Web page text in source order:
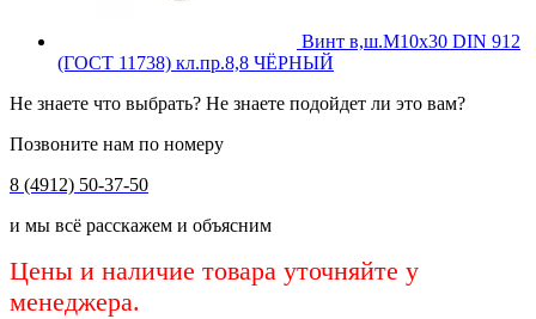
Винт в,ш.М10х30 DIN 912
(ГОСТ 11738) кл.пр.8,8 ЧЁРНЫЙ
Не знаете что выбрать? Не знаете подойдет ли это вам?
Позвоните нам по номеру
8 (4912) 50-37-50
и мы всё расскажем и объясним
Цены и наличие товара уточняйте у
менеджера.